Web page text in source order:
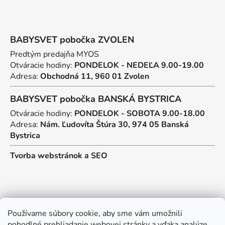
Používame súbory cookie, aby sme vám umožnili
BABYSVET pobočka ZVOLEN
Predtým predajňa MYOS
Otváracie hodiny: PONDELOK - NEDEĽA 9.00-19.00
Adresa: Obchodná 11, 960 01 Zvolen
BABYSVET pobočka BANSKÁ BYSTRICA
Otváracie hodiny: PONDELOK - SOBOTA 9.00-18.00
Adresa: Nám. Ľudovíta Štúra 30, 974 05 Banská
Bystrica
Tvorba webstránok a SEO
Kontakt